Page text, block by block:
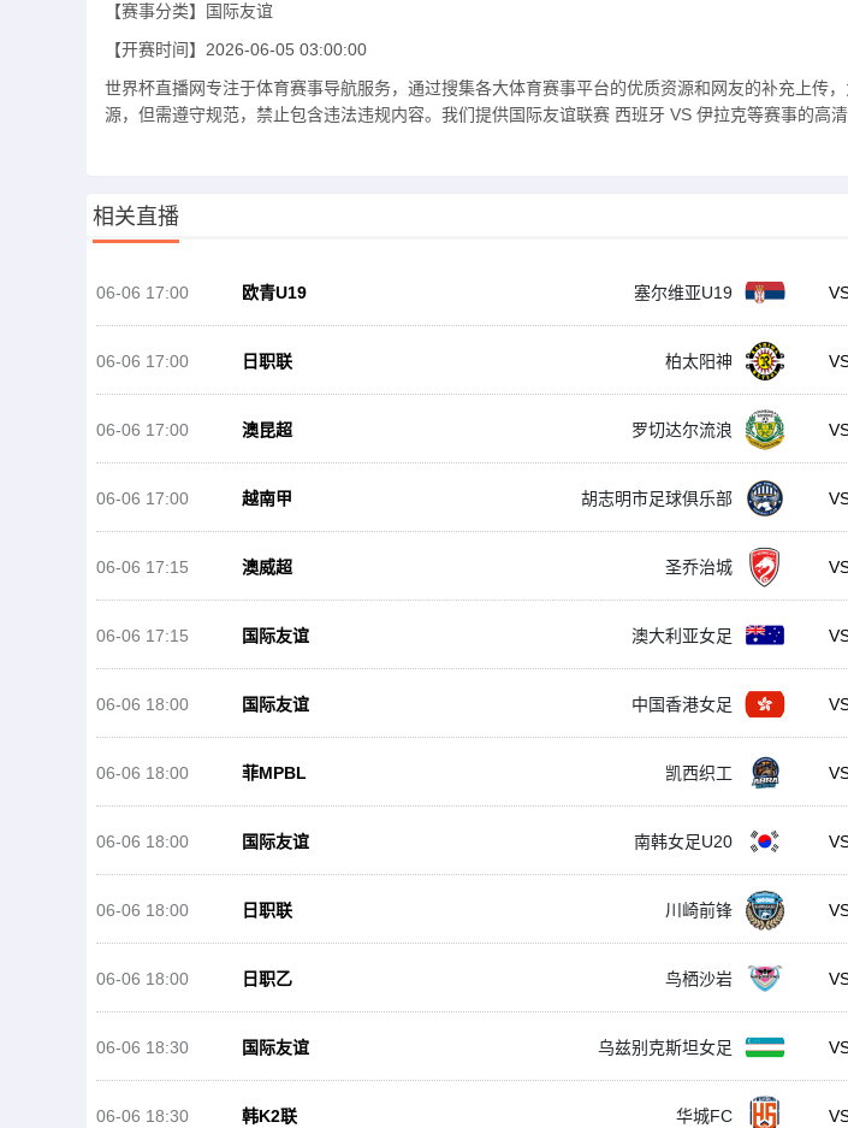
【赛事分类】
国际友谊
【开赛时间】 2026-06-05 03:00:00
世界杯直播网专注于体育赛事导航服务，通过搜集各大体育赛事平台的优质资源和网友的补充上传
源，但需遵守规范，禁止包含违法违规内容。我们提供国际友谊联赛 西班牙 VS 伊拉克等赛事的高
相关直播
06-06 17:00 欧青U19 塞尔维亚U19
06-06 17:00 日职联 柏太阳神
06-06 17:00 澳昆超 罗切达尔流浪
06-06 17:00 越南甲 胡志明市足球俱乐部
06-06 17:15 澳威超 圣乔治城
06-06 17:15 国际友谊 澳大利亚女足
06-06 18:00 国际友谊 中国香港女足
06-06 18:00 菲MPBL 凯西织工
06-06 18:00 国际友谊 南韩女足U20
06-06 18:00 日职联 川崎前锋
06-06 18:00 日职乙 鸟栖沙岩
06-06 18:30 国际友谊 乌兹别克斯坦女足
06-06 18:30 韩K2联 华城FC